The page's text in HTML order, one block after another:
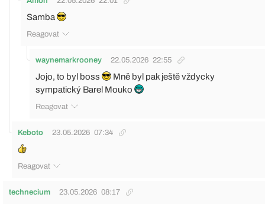
Samba
Reagovat
waynemarkrooney 22.05.2026 22:55
Jojo, to byl boss
Mně byl pak ještě vždycky
sympatický Barel Mouko
Reagovat
Keboto 23.05.2026 07:34
Reagovat
technecium 23.05.2026 08:17